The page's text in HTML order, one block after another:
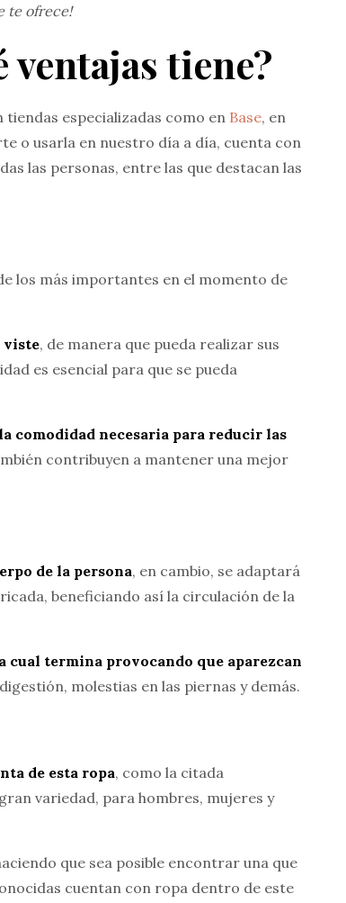
te ofrece!
tiene?
especializadas como en Base, en
o usarla en nuestro día a día, cuenta con
las personas, entre las que destacan las
los más importantes en el momento de
viste, de manera que pueda realizar sus
es esencial para que se pueda
comodidad necesaria para reducir las
contribuyen a mantener una mejor
de la persona, en cambio, se adaptará
beneficiando así la circulación de la
cual termina provocando que aparezcan
molestias en las piernas y demás.
de esta ropa, como la citada
variedad, para hombres, mujeres y
que sea posible encontrar una que
cuentan con ropa dentro de este